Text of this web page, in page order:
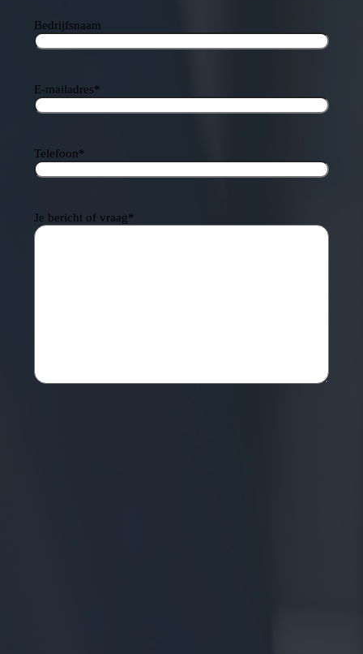
Bedrijfsnaam
E-mailadres*
Telefoon*
Je bericht of vraag*